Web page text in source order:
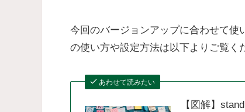
今回のバージョンアップに合わせて
の使い方や設定方法は以下よりご覧く
あわせて読みたい
【図解】